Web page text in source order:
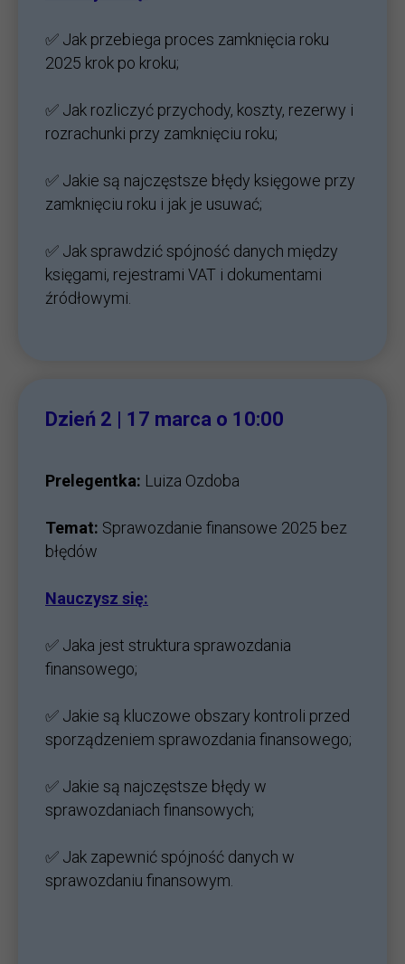
✅ Jak przebiega proces zamknięcia roku
2025 krok po kroku;
✅ Jak rozliczyć przychody, koszty, rezerwy i
rozrachunki przy zamknięciu roku;
✅ Jakie są najczęstsze błędy księgowe przy
zamknięciu roku i jak je usuwać;
✅ Jak sprawdzić spójność danych między
księgami, rejestrami VAT i dokumentami
źródłowymi.
Dzień 2 | 17 marca o 10:00
Prelegentka: Luiza Ozdoba
Temat: Sprawozdanie finansowe 2025 bez
błędów
Nauczysz się:
✅ Jaka jest struktura sprawozdania
finansowego;
✅ Jakie są kluczowe obszary kontroli przed
sporządzeniem sprawozdania finansowego;
✅ Jakie są najczęstsze błędy w
sprawozdaniach finansowych;
✅ Jak zapewnić spójność danych w
sprawozdaniu finansowym.